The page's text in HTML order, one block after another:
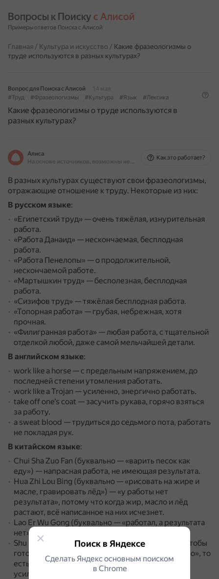
Вопросы к Поиску с Алисой
Примеры ответов Поиска с Алисой
Главная / Культура и искусство / Какие фразеологизмы о
труде используются в разных культурах?
Вопрос для Поиска с Алисой
14 мая
#Труд
#Фразеологизмы #Культура #Язык #Лексика
Какие фразеологизмы о труде используются в
разных культурах?
Алиса
На основе источников, возможны неточности
Как это работает?
В разных культурах существуют свои фразеологизмы,
отражающие отношение к труду. Некоторые из них:
В русском языке:
«Египетский труд» — очень тяжёлая, изнурительная
работа.
«Работа Данаид» — нескончаемая, бесплодная
работа.
«Работа Пенелопы» — о продолжительной,
нескончаемой работе.
«Мартышкин труд» — бесполезная, бесплодная
работа.
«Сизифов труд» — тяжёлая бесплодная работа.
«Топорная работа» — грубая, небрежная, хотя
прочная.
«Филигранная работа» — любая работа, с тщательной
отделкой любой, даже самой мельчайшей детали.
В английском языке:
work like a horse — с предельным напряжением, до
последней степени утомления работать.
work like a Trojan — усиленно, энергично работать.
take off one’s coat — засучить рукава, горячо взяться
за работу.
a sweat blood — трудиться до седьмого пота, работать
не покладая рук.
В китайском языке:
Chui Sha Zuo Fan (буквально — «варить песок как
еду») — напрасная работа, не имеющая результата.
Hua Zhi Lou Bing (буквально — «рисовать на жире и
масле, гравировать лёд») — «у работы нет
результата», потому что когда жир, масло и лёд
растают, всё написанное на них исчезнет.
Lao Er Wu Gong (буквально — «работал, а результата
нет») — напрасный труд.
Shu Mi Er Chiu (буквально — «пересчитать рис, чтобы
готовить») — «много работал, а результатов мало», то
есть результат не соответствует затраченным
усилиям, а значит — работа была фактически
Поиск в Яндексе
Сделать Яндекс основным поиском
в Сhrome